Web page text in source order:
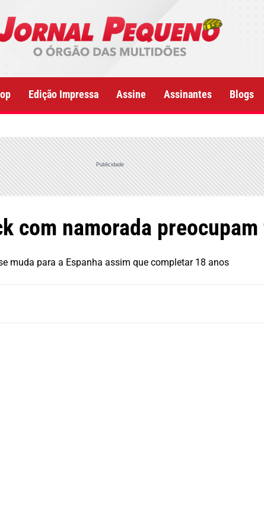
Edição Impressa Assine Assinantes Blogs
Publicidade
com namorada
muda para a Espanha assim que completar 18 anos